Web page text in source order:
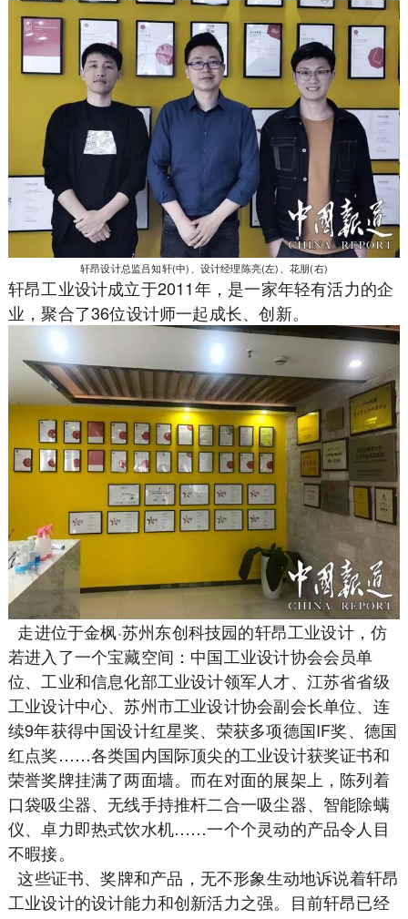
轩昂设计总监吕知轩(中)、设计经理陈亮(左)、花朋(右)
轩昂工业设计成立于2011年，是一家年轻有活力的企
业，聚合了36位设计师一起成长、创新。
走进位于金枫·苏州东创科技园的轩昂工业设计，仿
若进入了一个宝藏空间：中国工业设计协会会员单
位、工业和信息化部工业设计领军人才、江苏省省级
工业设计中心、苏州市工业设计协会副会长单位、连
续9年获得中国设计红星奖、荣获多项德国IF奖、德国
红点奖……各类国内国际顶尖的工业设计获奖证书和
荣誉奖牌挂满了两面墙。而在对面的展架上，陈列着
口袋吸尘器、无线手持推杆二合一吸尘器、智能除螨
仪、卓力即热式饮水机……一个个灵动的产品令人目
不暇接。
这些证书、奖牌和产品，无不形象生动地诉说着轩昂
工业设计的设计能力和创新活力之强。目前轩昂已经